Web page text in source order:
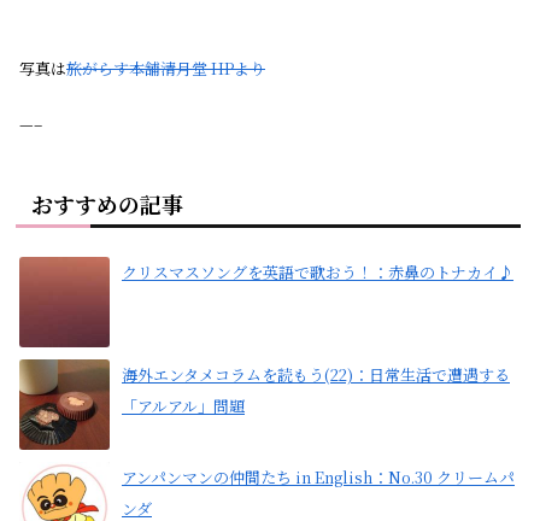
写真は旅がらす本舗清月堂 HPより
—–
おすすめの記事
クリスマスソングを英語で歌おう！：赤鼻のトナカイ♪
海外エンタメコラムを読もう(22)：日常生活で遭遇する
「アルアル」問題
アンパンマンの仲間たち in English：No.30 クリームパ
ンダ